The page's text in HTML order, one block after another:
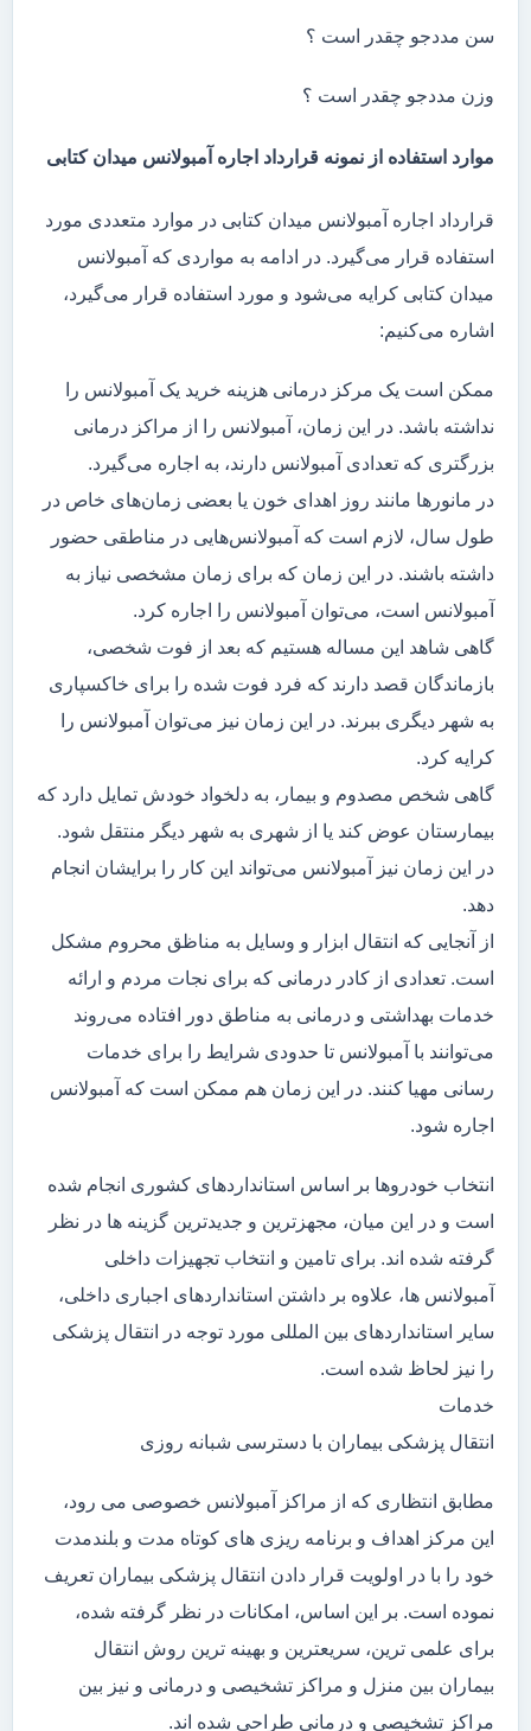
سن مددجو چقدر است ؟
وزن مددجو چقدر است ؟
موارد استفاده از نمونه قرارداد اجاره آمبولانس میدان کتابی
قرارداد اجاره آمبولانس میدان کتابی در موارد متعددی مورد
استفاده قرار می‌گیرد. در ادامه به مواردی که آمبولانس
میدان کتابی کرایه می‌شود و مورد استفاده قرار می‌گیرد،
اشاره می‌کنیم:
ممکن است یک مرکز درمانی هزینه خرید یک آمبولانس را
نداشته باشد. در این زمان، آمبولانس را از مراکز درمانی
بزرگتری که تعدادی آمبولانس دارند، به اجاره می‌گیرد.
در مانور‌ها مانند روز اهدای خون یا بعضی زمان‌های خاص در
طول سال، لازم است که آمبولانس‌هایی در مناطقی حضور
داشته باشند. در این زمان که برای زمان مشخصی نیاز به
آمبولانس است، می‌توان آمبولانس را اجاره کرد.
گاهی شاهد این مساله هستیم که بعد از فوت شخصی،
بازماندگان قصد دارند که فرد فوت شده را برای خاکسپاری
به شهر دیگری ببرند. در این زمان نیز می‌توان آمبولانس را
کرایه کرد.
گاهی شخص مصدوم و بیمار، به دلخواد خودش تمایل دارد که
بیمارستان عوض کند یا از شهری به شهر دیگر منتقل شود.
در این زمان نیز آمبولانس می‌تواند این کار را برایشان انجام
دهد.
از آنجایی که انتقال ابزار و وسایل به مناظق محروم مشکل
است. تعدادی از کادر درمانی که برای نجات مردم و ارائه
خدمات بهداشتی و درمانی به مناطق دور افتاده می‌روند
می‌توانند با آمبولانس تا حدودی شرایط را برای خدمات
رسانی مهیا کنند. در این زمان هم ممکن است که آمبولانس
اجاره شود.
انتخاب خودروها بر اساس استانداردهای کشوری انجام شده
است و در این میان، مجهزترین و جدیدترین گزینه ها در نظر
گرفته شده اند. برای تامین و انتخاب تجهیزات داخلی
آمبولانس ها، علاوه بر داشتن استانداردهای اجباری داخلی،
سایر استانداردهای بین المللی مورد توجه در انتقال پزشکی
را نیز لحاظ شده است.
خدمات
انتقال پزشکی بیماران با دسترسی شبانه روزی
مطابق انتظاری که از مراکز آمبولانس خصوصی می رود،
این مرکز اهداف و برنامه ریزی های کوتاه مدت و بلندمدت
خود را با در اولویت قرار دادن انتقال پزشکی بیماران تعریف
نموده است. بر این اساس، امکانات در نظر گرفته شده،
برای علمی ترین، سریعترین و بهینه ترین روش انتقال
بیماران بین منزل و مراکز تشخیصی و درمانی و نیز بین
مراکز تشخیصی و درمانی طراحی شده اند.